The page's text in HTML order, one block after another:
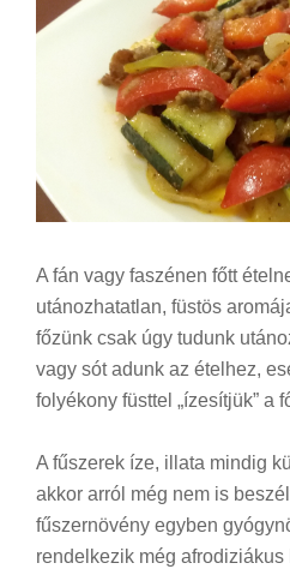
A fán vagy faszénen főtt
utánozhatatlan, füstös
főzünk csak úgy tudunk
vagy sót adunk az ételhez,
folyékony füsttel „ízesítjük” a
A fűszerek íze, illata mindig
akkor arról még nem is
fűszernövény egyben
rendelkezik még afrodiziákus